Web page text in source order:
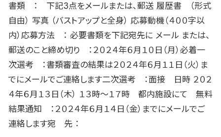
書類 ： 下記3点をメールまたは、郵送 履歴書 （形式
自由） 写真 （バストアップと全身） 応募動機（４００字以
内）応募方法 ： 必要書類を下記宛先に メール または、
郵送のこと締め切り ：２０２４年６月１０日（月）必着一
次選考 ：書類審査の結果は２０２４年６月１１日（火）ま
でにメールでご連絡します二次選考 ：面接 日時 ２０２
４年６月１３日（木） １３時〜１７時 都内施設にて 無料
結果通知 ：２０２４年６月１４日（金）までにメールでご
連絡します宛 先 ：